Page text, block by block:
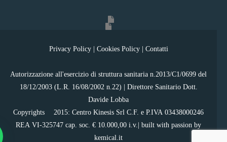
Privacy Policy| Cookies Policy| Contatti
Autorizzazione all'esercizio di struttura sanitaria n.2013/C1/0699 del
18/12/2003 (L.R. 16/08/2002 n.22) | Direttore Sanitario Dott.
Davide Lobba
Copyrights ©2015: Centro Kinesis Srl C.F. e P.IVA 03438000246
REA VI-325747 cap. soc. € 10.000,00 i.v.| built with passion by
kemical.it